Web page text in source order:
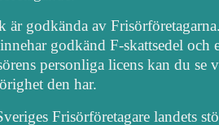
är godkända av
godkänd F-skattsedel och
personliga licens kan du se
den har.
Frisörföretagare landets